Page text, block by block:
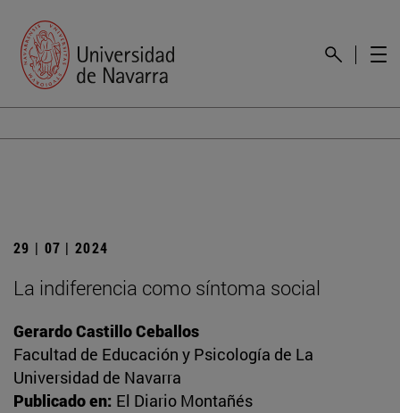
29 | 07 | 2024
La indiferencia como síntoma social
Gerardo Castillo Ceballos
Facultad de Educación y Psicología de La
Universidad de Navarra
Publicado en: El Diario Montañés